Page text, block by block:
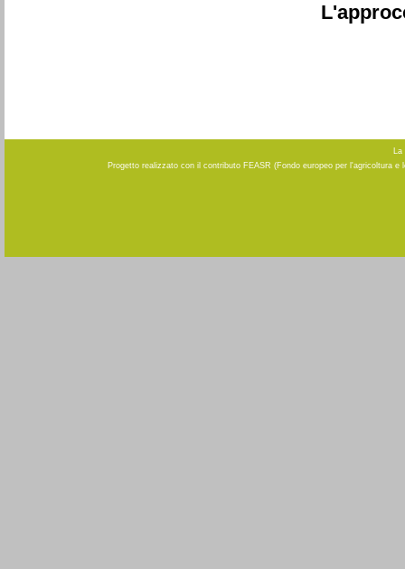
La
Progetto realizzato con il contributo FEASR (Fondo europeo per l'agricoltura